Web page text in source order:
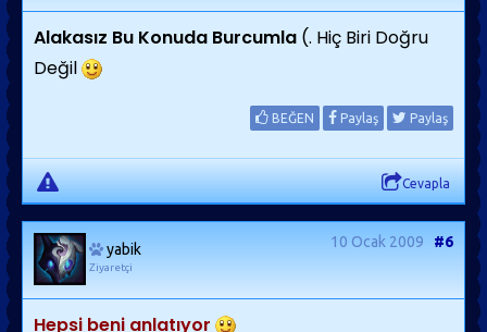
Alakasız Bu Konuda Burcumla (. Hiç Biri Doğru
Değil
BEĞEN Paylaş Paylaş
Cevapla
yabik
Ziyaretçi
10 Ocak 2009 #6
Hepsi beni anlatıyor